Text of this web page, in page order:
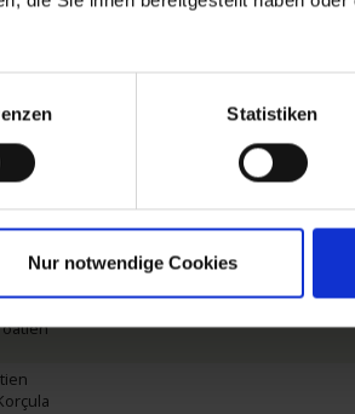
Statistiken
Nur notwendige Cookies
Goldenes Horn